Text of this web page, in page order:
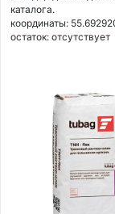
каталога.
координаты:
остаток: отсутствует